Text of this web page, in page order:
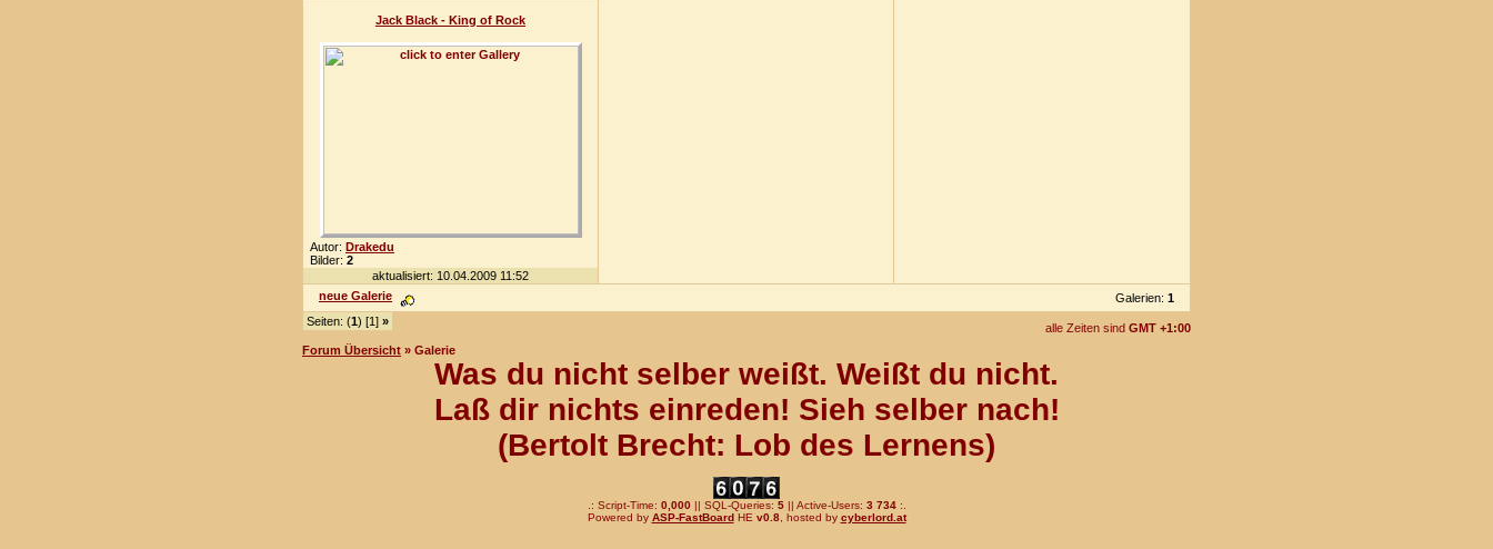
Jack Black - King of Rock
Autor: Drakedu
Bilder: 2
aktualisiert: 10.04.2009 11:52
neue Galerie
Galerien: 1
Seiten: (1) [1] » alle Zeiten sind GMT +1:00
Forum Übersicht » Galerie
Was du nicht selber weißt. Weißt du nicht.
Laß dir nichts einreden! Sieh selber nach!
(Bertolt Brecht: Lob des Lernens)
.: Script-Time: 0,000|| SQL-Queries: 5|| Active-Users: 3 734:.
Powered by ASP-FastBoardHE v0.8, hosted by cyberlord.at